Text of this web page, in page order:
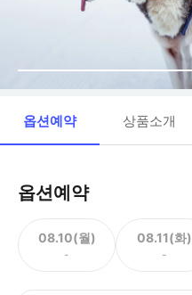
옵션예약 상품소개
옵션예약
08.10(월)
-
08.11(화)
-